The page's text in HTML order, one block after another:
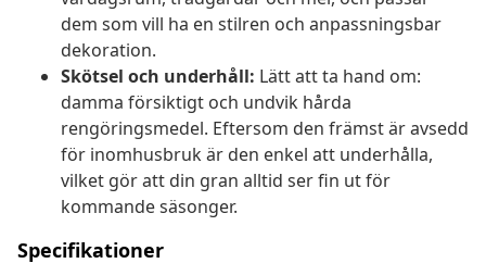
dem som vill ha en stilren och anpassningsbar
dekoration.
Skötsel och underhåll: Lätt att ta hand om:
damma försiktigt och undvik hårda
rengöringsmedel. Eftersom den främst är avsedd
för inomhusbruk är den enkel att underhålla,
vilket gör att din gran alltid ser fin ut för
kommande säsonger.
Specifikationer